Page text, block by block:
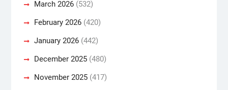
March 2026(532)
February 2026(420)
January 2026(442)
December 2025(480)
November 2025(417)